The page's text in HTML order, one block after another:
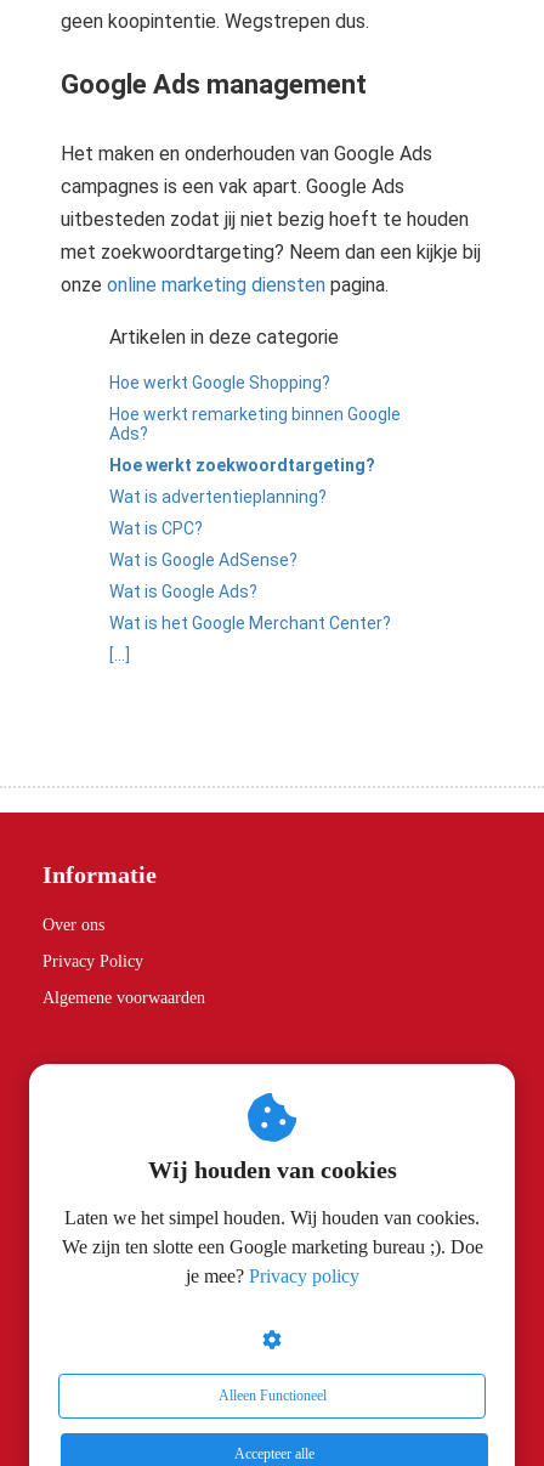
geen koopintentie. Wegstrepen dus.
Google Ads management
Het maken en onderhouden van Google Ads
campagnes is een vak apart. Google Ads
uitbesteden zodat jij niet bezig hoeft te houden
met zoekwoordtargeting? Neem dan een kijkje bij
onze online marketing diensten pagina.
Artikelen in deze categorie
Hoe werkt Google Shopping?
Hoe werkt remarketing binnen Google
Ads?
Hoe werkt zoekwoordtargeting?
Wat is advertentieplanning?
Wat is CPC?
Wat is Google AdSense?
Wat is Google Ads?
Wat is het Google Merchant Center?
[...]
Informatie
Over ons
Privacy Policy
Algemene voorwaarden
Partners
Search Cobra
info@searchcobra.nl
KvK nummer: 53756584
Wij houden van cookies
Laten we het simpel houden. Wij houden van cookies.
We zijn ten slotte een Google marketing bureau ;). Doe
je mee? Privacy policy
Alleen Functioneel
Accepteer alle